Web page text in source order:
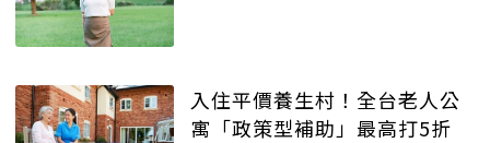
入住平價養生村！全台老人公
寓「政策型補助」最高打5折